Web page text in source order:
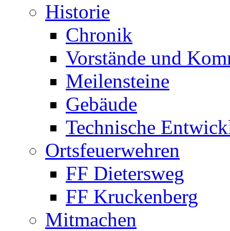
Historie
Chronik
Vorstände und
Meilensteine
Gebäude
Technische
Ortsfeuerwehren
FF Dietersweg
FF Kruckenberg
Mitmachen